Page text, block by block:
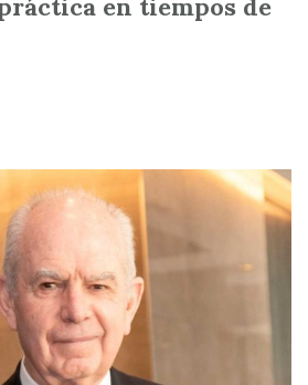
en tiempos de